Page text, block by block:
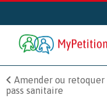
Amender ou retoquer
pass sanitaire